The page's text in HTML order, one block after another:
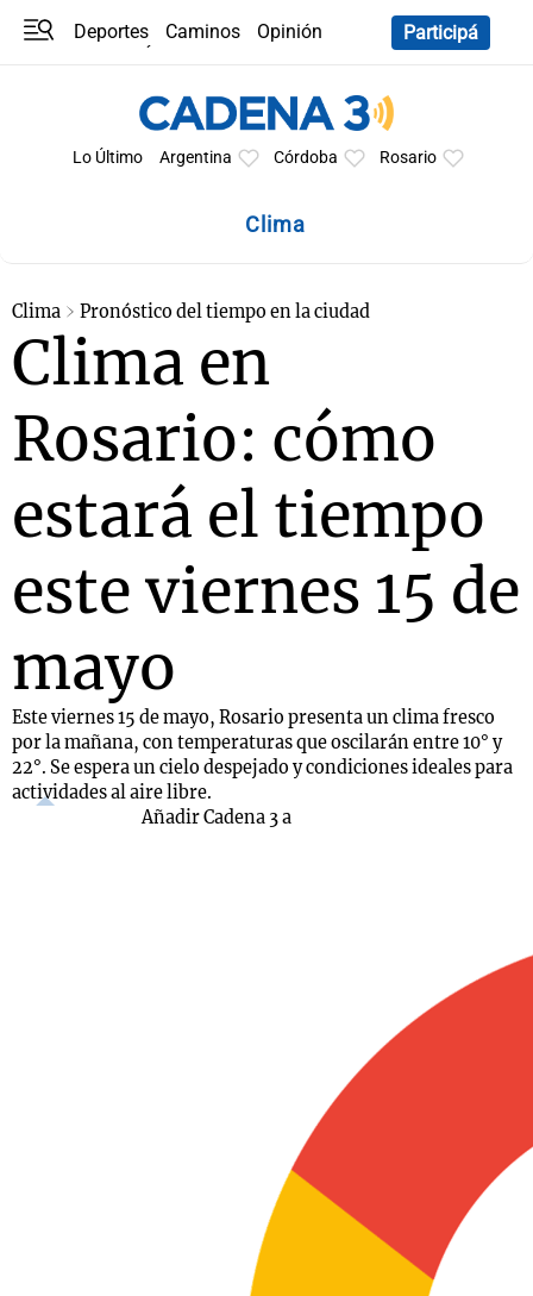
Deportes Caminos
Opinión
Participá
Lo Último Argentina Córdoba Rosario
Clima
Clima Pronóstico del tiempo en la ciudad
Clima en
Rosario: cómo
estará el tiempo
este viernes 15 de
mayo
Este viernes 15 de mayo, Rosario presenta un clima fresco
por la mañana, con temperaturas que oscilarán entre 10° y
22°. Se espera un cielo despejado y condiciones ideales para
actividades al aire libre.
Añadir Cadena 3 a
Mundial 2026
La Sole en
Cadena 3